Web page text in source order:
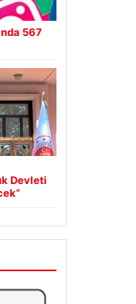
567
Devleti